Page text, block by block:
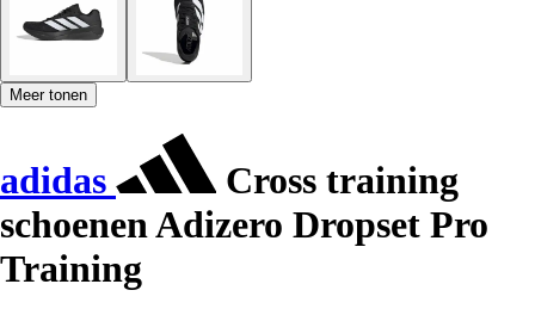
Meer tonen
adidas
Cross training
schoenen Adizero Dropset Pro
Training